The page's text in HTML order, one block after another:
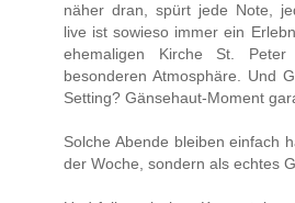
näher dran, spürt jede Note,
live ist sowieso immer ein
ehemaligen Kirche St.
besonderen Atmosphäre. Und
Setting? Gänsehaut-Moment
Solche Abende bleiben einfach
der Woche, sondern als echtes